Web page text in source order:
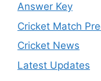
Answer Key
Cricket Match
Cricket News
Latest Updates